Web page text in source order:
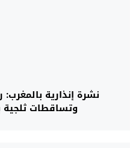
نشرة إنذارية
وتساقطات